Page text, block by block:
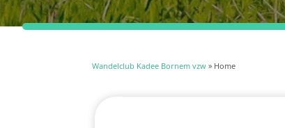
Wandelclub Kadee Bornem vzw » Home